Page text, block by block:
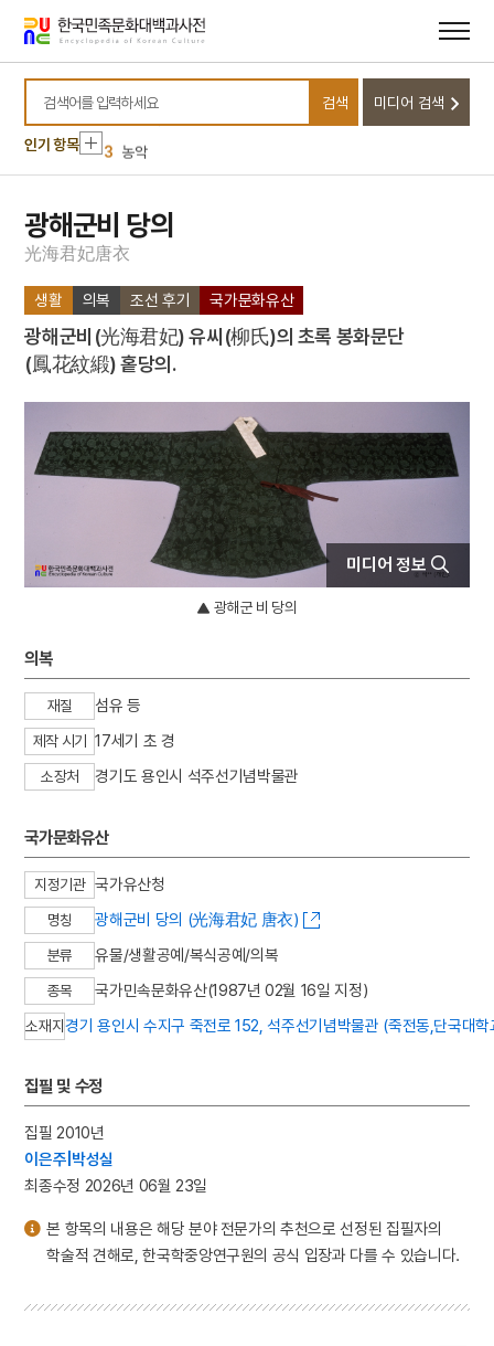
바로가기
바로가기
검색어를 입력하세요
검색 미디어 검색
인기 항목
10 단양 신라 적성비
1 민족주의
2 금성대군
3
농악
4 문종
5
부마민주항쟁
6 여수·순천 10·19사건
8
구월산
9 기축옥사
10
단양 신라 적성비
2 금성대군
3 농악
부마민주항쟁
6
여수·순천 10·19사건
9 기축옥사
10 단양 신라 적성비
광해군비 당의
光海君妃唐衣
생활 의복 조선 후기 국가문화유산
광해군비(光海君妃) 유씨(柳氏)의 초록 봉화문단
(鳳花紋緞) 홑당의.
미디어 정보
광해군 비 당의
의복
재질 섬유 등
제작 시기 17세기 초 경
소장처 경기도 용인시 석주선기념박물관
국가문화유산
지정기관 국가유산청
명칭 광해군비 당의 (光海君妃 唐衣)
분류 유물/생활공예/복식공예/의복
종목 국가민속문화유산(1987년 02월 16일 지정)
소재지 경기 용인시 수지구 죽전로 152, 석주선기념박물관 (죽전동,단국대
집필 및 수정
집필 2010년
이은주|박성실
최종수정 2026년 06월 23일
본 항목의 내용은 해당 분야 전문가의 추천으로 선정된 집필자의
학술적 견해로, 한국학중앙연구원의 공식 입장과 다를 수 있습니다.